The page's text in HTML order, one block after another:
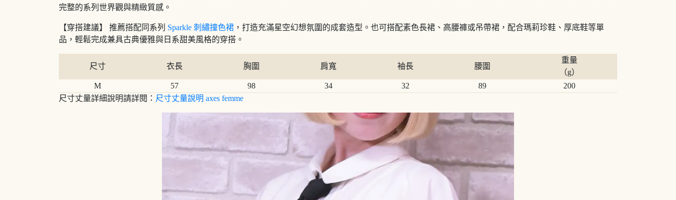
完整的系列世界觀與精緻質感。
【穿搭建議】 推薦搭配同系列 Sparkle 刺繡撞色裙 ，打造充滿星空幻想氛圍的成套造型。也可搭配素色長裙、高腰褲或吊帶裙，配合瑪莉珍鞋、厚底鞋等單
品，輕鬆完成兼具古典優雅與日系甜美風格的穿搭。
尺寸 衣長 胸圍 肩寬 袖長 腰圍
重量
（g）
M
57 98 34 32 89
200
尺寸丈量詳細說明請詳閱： 尺寸丈量說明 axes femme